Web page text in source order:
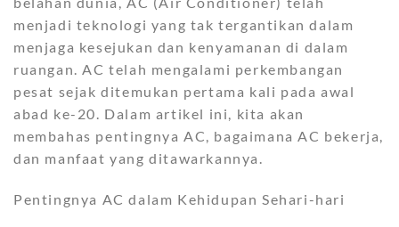
menjadi teknologi yang tak tergantikan dalam
menjaga kesejukan dan kenyamanan di dalam
ruangan. AC telah mengalami perkembangan
pesat sejak ditemukan pertama kali pada awal
abad ke-20. Dalam artikel ini, kita akan
membahas pentingnya AC, bagaimana AC bekerja,
dan manfaat yang ditawarkannya.
Pentingnya AC dalam Kehidupan Sehari-hari